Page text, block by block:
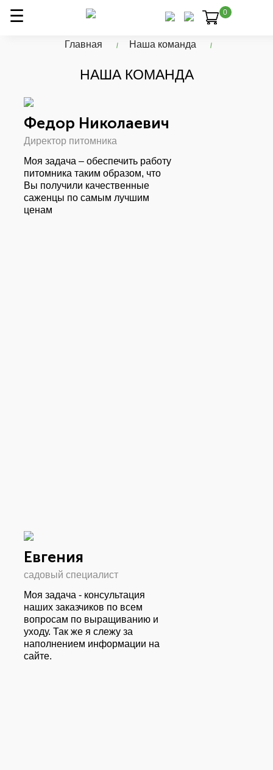
0
Главная Наша команда
НАША КОМАНДА
Федор Николаевич
Директор питомника
Моя задача – обеспечить работу
питомника таким образом, что
Вы получили качественные
саженцы по самым лучшим
ценам
Евгения
садовый специалист
Моя задача - консультация
наших заказчиков по всем
вопросам по выращиванию и
уходу. Так же я слежу за
наполнением информации на
сайте.